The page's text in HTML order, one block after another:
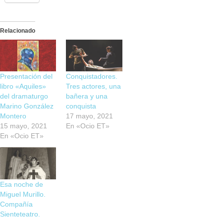
Relacionado
Presentación del
libro «Aquiles»
del dramaturgo
Marino González
Montero
15 mayo, 2021
En «Ocio ET»
Conquistadores.
Tres actores, una
bañera y una
conquista
17 mayo, 2021
En «Ocio ET»
Esa noche de
Miguel Murillo.
Compañía
Sienteteatro.